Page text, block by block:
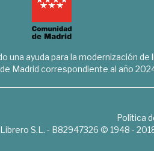
una ayuda para la modernización de
Madrid correspondiente al año
Política
S.L. - B82947326 © 1948 -